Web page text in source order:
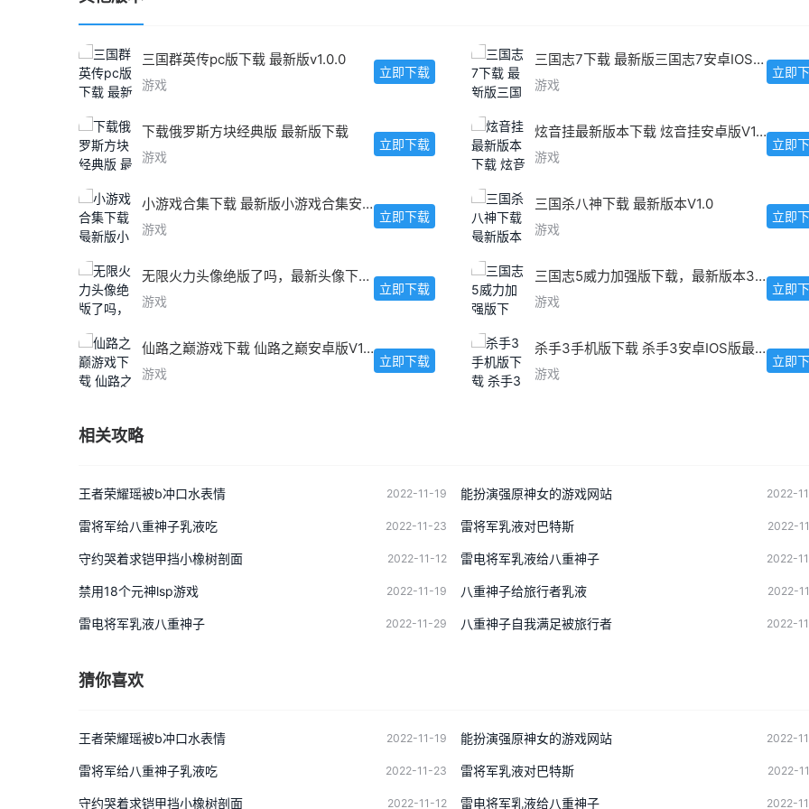
三国群英传pc版下载 最新版v1.0.0
游戏
立即下载
三国志7下载 最新版三国志7安卓IOS版下载
游戏
立即
下载俄罗斯方块经典版 最新版下载
游戏
立即下载
炫音挂最新版本下载 炫音挂安卓版V1.5.2
游戏
立即
小游戏合集下载 最新版小游戏合集安卓IOS版
游戏
立即下载
三国杀八神下载 最新版本V1.0
游戏
立即
无限火力头像绝版了吗，最新头像下载教程
游戏
立即下载
三国志5威力加强版下载，最新版本3.0.1安卓IOS版
游戏
立即
仙路之巅游戏下载 仙路之巅安卓版V1.0最新版
游戏
立即下载
杀手3手机版下载 杀手3安卓IOS版最新下载
游戏
立即
相关攻略
王者荣耀瑶被b冲口水表情 2022-11-19 能扮演强原神女的游戏网站 2022-
雷将军给八重神子乳液吃 2022-11-23 雷将军乳液对巴特斯 2022-
守约哭着求铠甲挡小橡树剖面 2022-11-12 雷电将军乳液给八重神子 2022-
禁用18个元神lsp游戏 2022-11-19 八重神子给旅行者乳液 2022-
雷电将军乳液八重神子 2022-11-29 八重神子自我满足被旅行者 2022-
猜你喜欢
王者荣耀瑶被b冲口水表情 2022-11-19 能扮演强原神女的游戏网站 2022-
雷将军给八重神子乳液吃 2022-11-23 雷将军乳液对巴特斯 2022-
守约哭着求铠甲挡小橡树剖面 2022-11-12 雷电将军乳液给八重神子 2022-